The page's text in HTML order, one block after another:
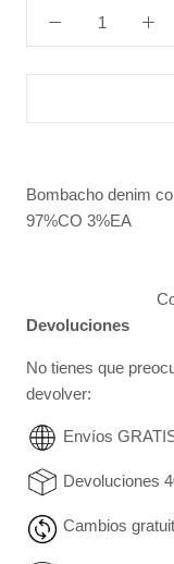
Bombacho denim
97%CO 3%EA
Devoluciones
No tienes que
devolver:
Envíos
Devoluciones
Cambios